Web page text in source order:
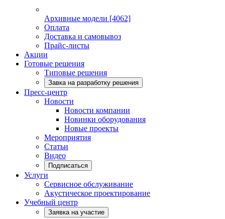
Архивные модели [4062]
Оплата
Доставка и самовывоз
Прайс-листы
Акции
Готовые решения
Типовые решения
Завка на разработку решения
Пресс-центр
Новости
Новости компании
Новинки оборудования
Новые проекты
Мероприятия
Статьи
Видео
Подписаться
Услуги
Сервисное обслуживание
Акустическое проектирование
Учебный центр
Заявка на участие